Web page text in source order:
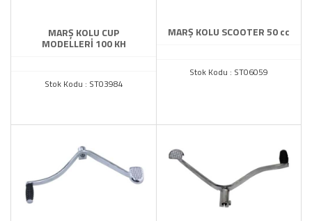
MARŞ KOLU CUP
MODELLERİ 100 KH
Stok Kodu : ST03984
MARŞ KOLU SCOOTER 50 cc
Stok Kodu : ST06059